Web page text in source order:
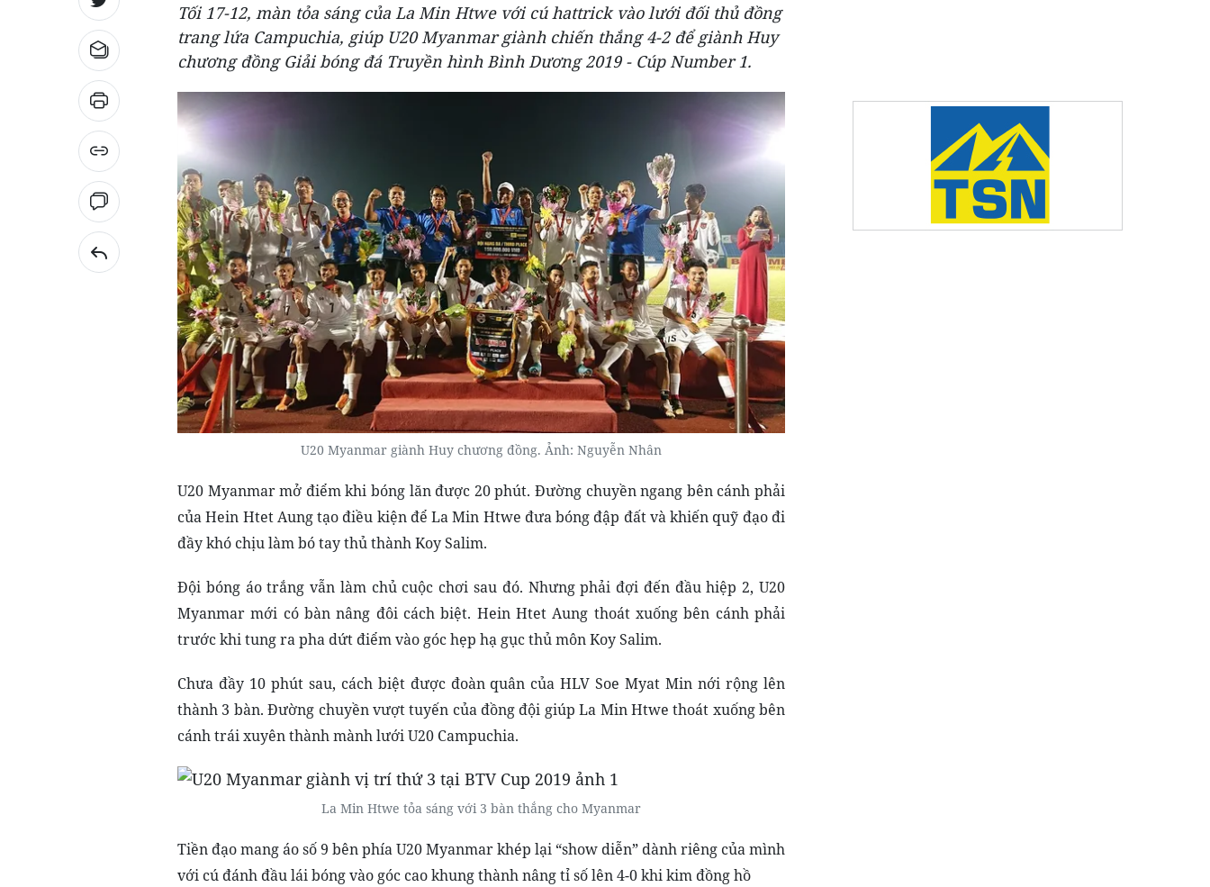
Tối 17-12, màn tỏa sáng của La Min Htwe với cú hattrick vào lưới đối thủ đồng
trang lứa Campuchia, giúp U20 Myanmar giành chiến thắng 4-2 để giành Huy
chương đồng Giải bóng đá Truyền hình Bình Dương 2019 - Cúp Number 1.
U20 Myanmar giành Huy chương đồng. Ảnh: Nguyễn Nhân
U20 Myanmar mở điểm khi bóng lăn được 20 phút. Đường chuyền ngang bên cánh phải
của Hein Htet Aung tạo điều kiện để La Min Htwe đưa bóng đập đất và khiến quỹ đạo đi
đầy khó chịu làm bó tay thủ thành Koy Salim.
Đội bóng áo trắng vẫn làm chủ cuộc chơi sau đó. Nhưng phải đợi đến đầu hiệp 2, U20
Myanmar mới có bàn nâng đôi cách biệt. Hein Htet Aung thoát xuống bên cánh phải
trước khi tung ra pha dứt điểm vào góc hẹp hạ gục thủ môn Koy Salim.
Chưa đầy 10 phút sau, cách biệt được đoàn quân của HLV Soe Myat Min nới rộng lên
thành 3 bàn. Đường chuyền vượt tuyến của đồng đội giúp La Min Htwe thoát xuống bên
cánh trái xuyên thành mành lưới U20 Campuchia.
La Min Htwe tỏa sáng với 3 bàn thắng cho Myanmar
Tiền đạo mang áo số 9 bên phía U20 Myanmar khép lại “show diễn” dành riêng của mình
với cú đánh đầu lái bóng vào góc cao khung thành nâng tỉ số lên 4-0 khi kim đồng hồ